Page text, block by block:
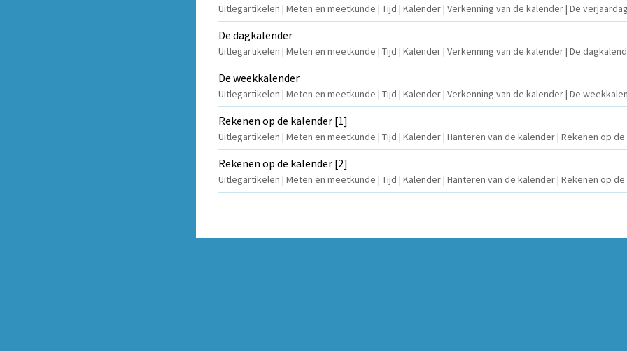
Uitlegartikelen | Meten en meetkunde | Tijd | Kalender | Verkenning van de kalender | De
De dagkalender
Uitlegartikelen | Meten en meetkunde | Tijd | Kalender | Verkenning van de kalender | De
De weekkalender
Uitlegartikelen | Meten en meetkunde | Tijd | Kalender | Verkenning van de kalender | De
Rekenen op de kalender [1]
Uitlegartikelen | Meten en meetkunde | Tijd | Kalender | Hanteren van de kalender | Rekenen op
Rekenen op de kalender [2]
Uitlegartikelen | Meten en meetkunde | Tijd | Kalender | Hanteren van de kalender | Rekenen op